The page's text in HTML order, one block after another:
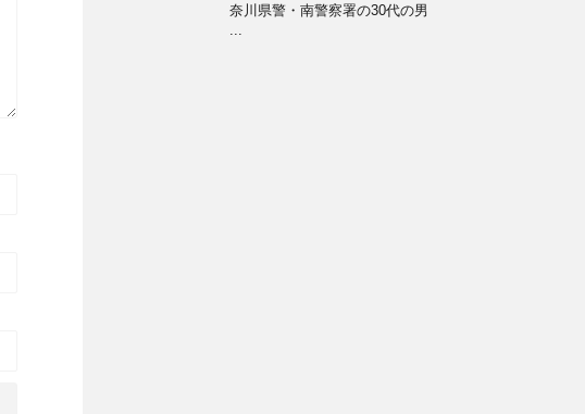
奈川県警・南警察署の30代の男
...